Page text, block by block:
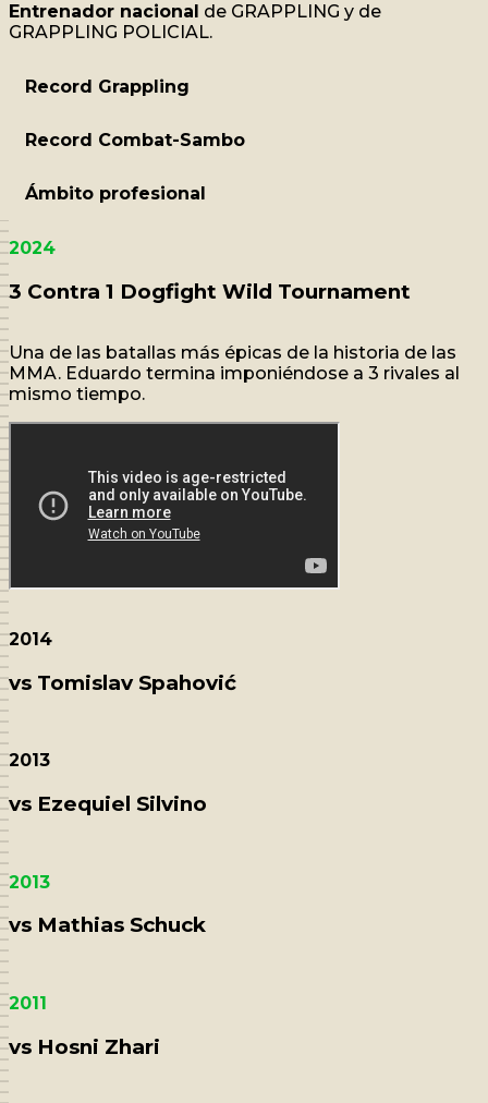
Entrenador nacional de GRAPPLING y de
GRAPPLING POLICIAL.
Record Grappling
Record Combat-Sambo
Ámbito profesional
3 Contra 1 Dogfight Wild Tournament
Una de las batallas más épicas de la historia de las
MMA. Eduardo termina imponiéndose a 3 rivales al
mismo tiempo.
2024
vs Tomislav Spahović
2014
vs Ezequiel Silvino
2013
vs Mathias Schuck
2013
vs Hosni Zhari
2011